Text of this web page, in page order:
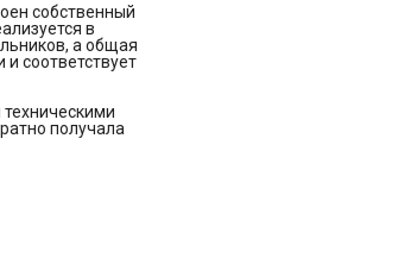
собственный
в
а общая
соответствует
получала